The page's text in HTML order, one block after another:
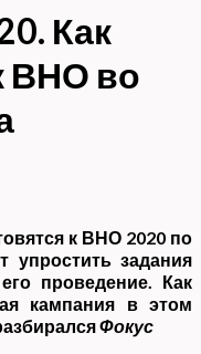
Как
ВНО во
к ВНО 2020 по
упростить задания
проведение. Как
кампания в этом
Фокус